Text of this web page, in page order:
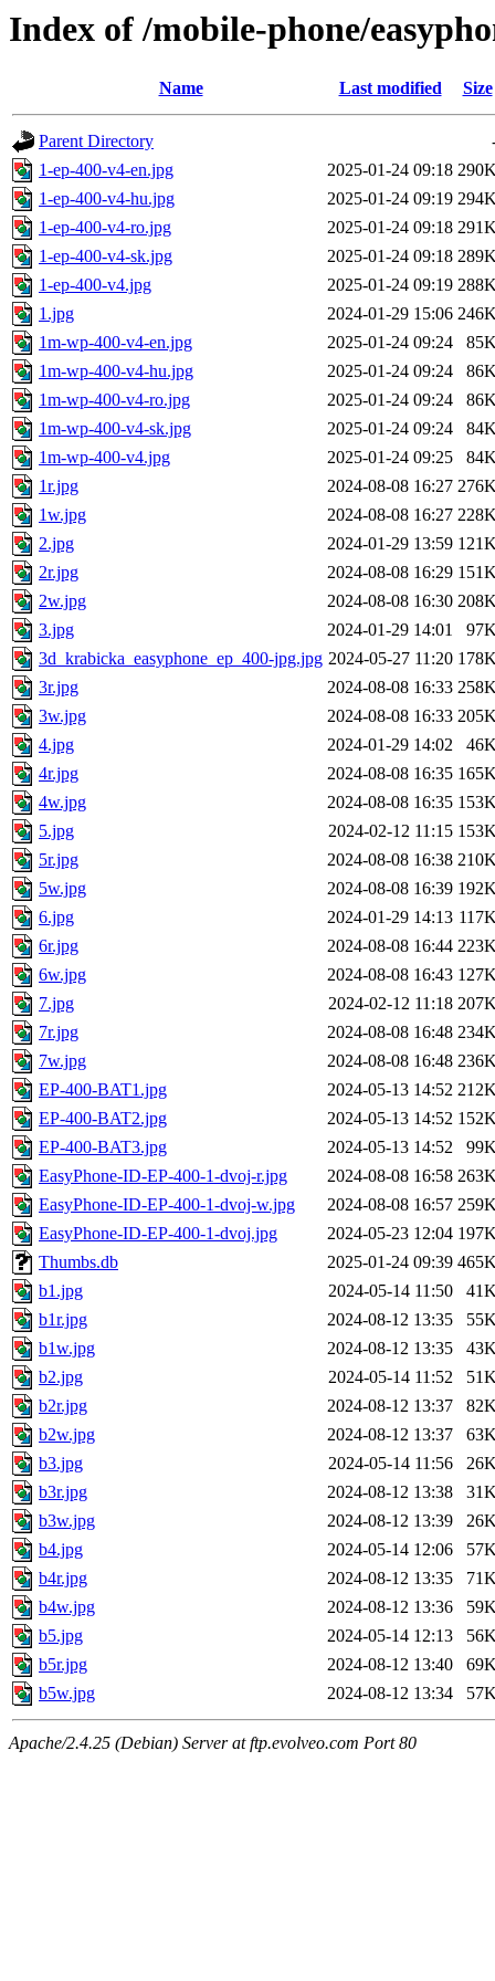
Index of /mobile-phone/
Name Last modified Size
Parent Directory
1-ep-400-v4-en.jpg
2025-01-24 09:18
1-ep-400-v4-hu.jpg
2025-01-24 09:19
1-ep-400-v4-ro.jpg
2025-01-24 09:18
1-ep-400-v4-sk.jpg
2025-01-24 09:18
1-ep-400-v4.jpg
2025-01-24 09:19
1.jpg
2024-01-29 15:06
1m-wp-400-v4-en.jpg
2025-01-24 09:24
1m-wp-400-v4-hu.jpg
2025-01-24 09:24
1m-wp-400-v4-ro.jpg
2025-01-24 09:24
1m-wp-400-v4-sk.jpg
2025-01-24 09:24
1m-wp-400-v4.jpg
2025-01-24 09:25
1r.jpg
2024-08-08 16:27
1w.jpg
2024-08-08 16:27
2.jpg
2024-01-29 13:59
2r.jpg
2024-08-08 16:29
2w.jpg
2024-08-08 16:30
3.jpg
2024-01-29 14:01
3d_krabicka_easyphone_ep_400-jpg.jpg 2024-05-27 11:20
3r.jpg
2024-08-08 16:33
3w.jpg
2024-08-08 16:33
4.jpg
2024-01-29 14:02
4r.jpg
2024-08-08 16:35
4w.jpg
2024-08-08 16:35
5.jpg
2024-02-12 11:15
5r.jpg
2024-08-08 16:38
5w.jpg
2024-08-08 16:39
6.jpg
2024-01-29 14:13
6r.jpg
2024-08-08 16:44
6w.jpg
2024-08-08 16:43
7.jpg
2024-02-12 11:18
7r.jpg
2024-08-08 16:48
7w.jpg
2024-08-08 16:48
EP-400-BAT1.jpg
2024-05-13 14:52
EP-400-BAT2.jpg
2024-05-13 14:52
EP-400-BAT3.jpg
2024-05-13 14:52
EasyPhone-ID-EP-400-1-dvoj-r.jpg
2024-08-08 16:58
EasyPhone-ID-EP-400-1-dvoj-w.jpg
2024-08-08 16:57
EasyPhone-ID-EP-400-1-dvoj.jpg
2024-05-23 12:04
Thumbs.db
2025-01-24 09:39
b1.jpg
2024-05-14 11:50
b1r.jpg
2024-08-12 13:35
b1w.jpg
2024-08-12 13:35
b2.jpg
2024-05-14 11:52
b2r.jpg
2024-08-12 13:37
b2w.jpg
2024-08-12 13:37
b3.jpg
2024-05-14 11:56
b3r.jpg
2024-08-12 13:38
b3w.jpg
2024-08-12 13:39
b4.jpg
2024-05-14 12:06
b4r.jpg
2024-08-12 13:35
b4w.jpg
2024-08-12 13:36
b5.jpg
2024-05-14 12:13
b5r.jpg
2024-08-12 13:40
b5w.jpg
2024-08-12 13:34
Apache/2.4.25 (Debian) Server at ftp.evolveo.com Port 80